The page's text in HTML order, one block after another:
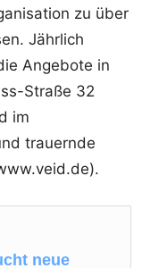
zu über
Jährlich
Angebote in
Straße 32
im
trauernde
neue